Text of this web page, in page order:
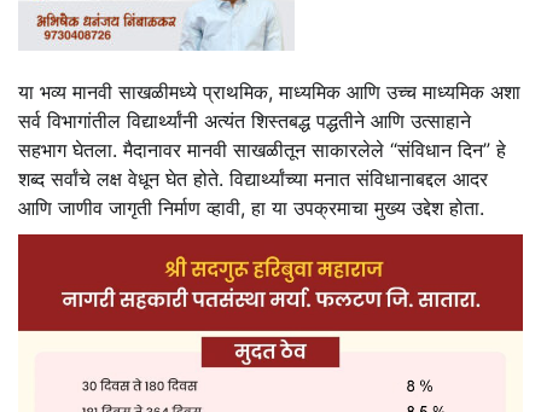
या भव्य मानवी साखळीमध्ये प्राथमिक, माध्यमिक आणि उच्च माध्यमिक अशा
सर्व विभागांतील विद्यार्थ्यांनी अत्यंत शिस्तबद्ध पद्धतीने आणि उत्साहाने
सहभाग घेतला. मैदानावर मानवी साखळीतून साकारलेले “संविधान दिन” हे
शब्द सर्वांचे लक्ष वेधून घेत होते. विद्यार्थ्यांच्या मनात संविधानाबद्दल आदर
आणि जाणीव जागृती निर्माण व्हावी, हा या उपक्रमाचा मुख्य उद्देश होता.